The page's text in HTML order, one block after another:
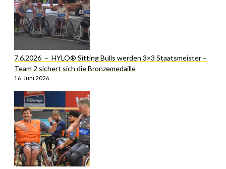
7.6.2026 – HYLO® Sitting Bulls werden 3×3 Staatsmeister –
Team 2 sichert sich die Bronzemedaille
16. Juni 2026